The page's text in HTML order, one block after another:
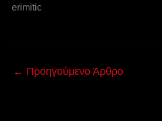
erimitic
← Προηγούμενο Άρθρο